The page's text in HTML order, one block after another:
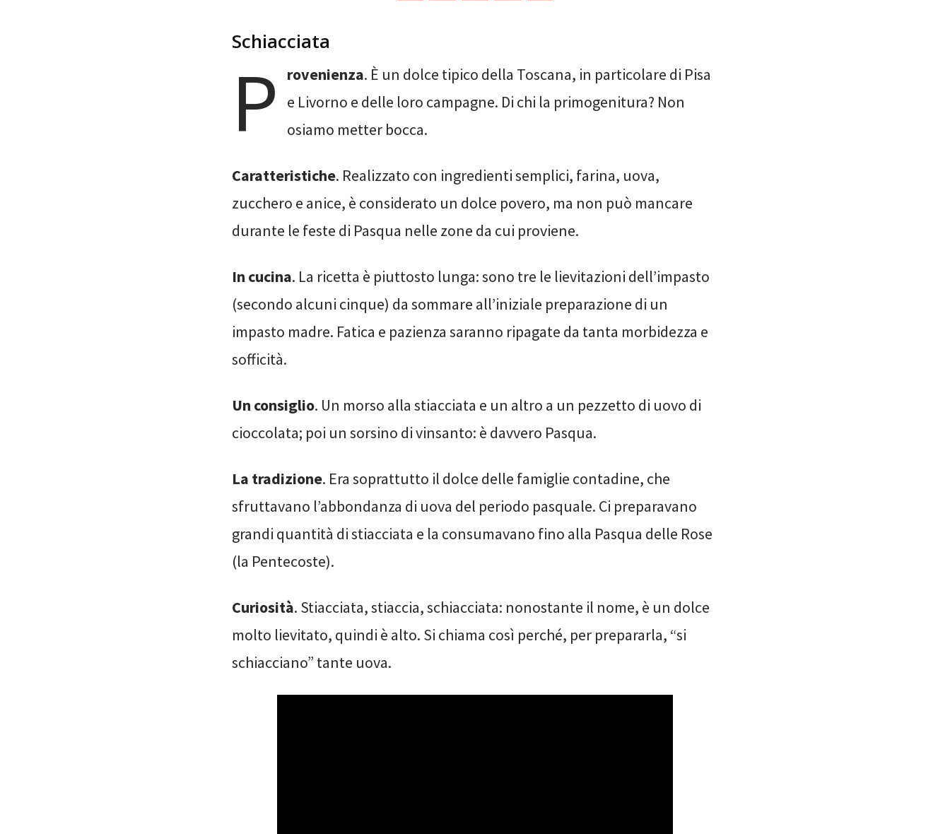
Schiacciata
P rovenienza. È un dolce tipico della Toscana, in particolare di Pisa
e Livorno e delle loro campagne. Di chi la primogenitura? Non
osiamo metter bocca.
Caratteristiche. Realizzato con ingredienti semplici, farina, uova,
zucchero e anice, è considerato un dolce povero, ma non può mancare
durante le feste di Pasqua nelle zone da cui proviene.
In cucina. La ricetta è piuttosto lunga: sono tre le lievitazioni dell’impasto
(secondo alcuni cinque) da sommare all’iniziale preparazione di un
impasto madre. Fatica e pazienza saranno ripagate da tanta morbidezza e
sofficità.
Un consiglio. Un morso alla stiacciata e un altro a un pezzetto di uovo di
cioccolata; poi un sorsino di vinsanto: è davvero Pasqua.
La tradizione. Era soprattutto il dolce delle famiglie contadine, che
sfruttavano l’abbondanza di uova del periodo pasquale. Ci preparavano
grandi quantità di stiacciata e la consumavano fino alla Pasqua delle Rose
(la Pentecoste).
Curiosità. Stiacciata, stiaccia, schiacciata: nonostante il nome, è un dolce
molto lievitato, quindi è alto. Si chiama così perché, per prepararla, “si
schiacciano” tante uova.